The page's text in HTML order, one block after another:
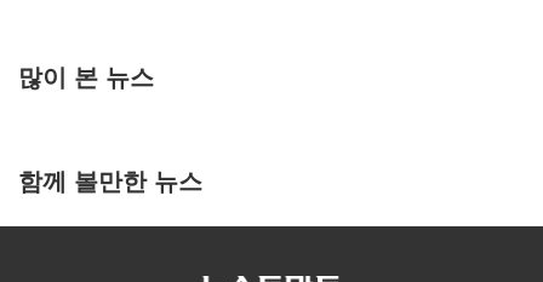
많이 본 뉴스
함께 볼만한 뉴스